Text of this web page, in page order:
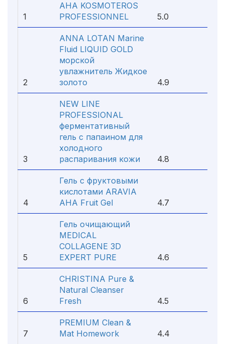
1
АНА KOSMOTEROS
PROFESSIONNEL
5.0
2
ANNA LOTAN Marine
Fluid LIQUID GOLD
морской
увлажнитель Жидкое
золото
4.9
3
NEW LINE
PROFESSIONAL
ферментативный
гель с папаином для
холодного
распаривания кожи
4.8
4
Гель с фруктовыми
кислотами ARAVIA
AHA Fruit Gel
4.7
5
Гель очищающий
MEDICAL
COLLAGENE 3D
EXPERT PURE
4.6
6
CHRISTINA Pure &
Natural Cleanser
Fresh
4.5
7
PREMIUM Clean &
Mat Homework
4.4